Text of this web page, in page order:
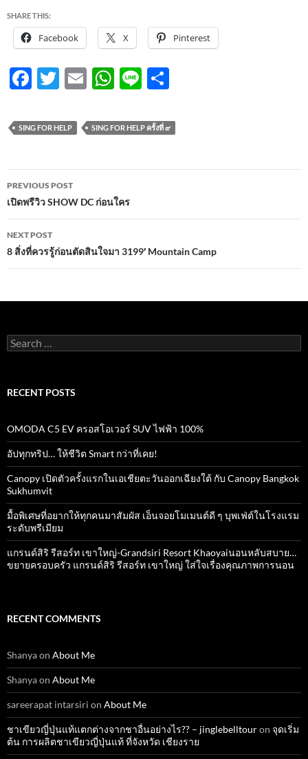
SHARE THIS:
Facebook X Pinterest
F
e
b
o
o
k
T
itt
er
E
ail
W
at
s
A
p
Li
e ar
e
SING FOR HELP SING FOR HELP ครั้งที่ ๙
Post
navigation
PREVIOUS POST
เปิดพรีวิว SHOW DC ก่อนใคร
NEXT POST
8 สิ่งที่ควรรู้ก่อนตัดสินใจมา 3199′ Mountain Camp
Search
for:
RECENT POSTS
OMODA C5 EV ครอสโอเวอร์ SUV ไฟฟ้า 100%
อัปทุกทริป… ให้ชีวิต Smart กว่าที่เคย!
Canopy เปิดตัวครั้งแรกในเอเชียตะวันออกเฉียงใต้ กับ Canopy Bangkok
Sukhumvit
มื้อพิเศษที่อยากให้ทุกคนมาสัมผัส เอ็นจอยโมเมนต์ดี ๆ บุพเฟ่ต์ในโรงแรม
ระดับพรีเมียม
แกรนด์สิริ​ รีสอร์ท​ เขาใหญ่​-Grandsiri​ Resort​ Khaoyaiนอนหลับสบาย…
ขยายครอบครัว แกรนด์สิริ รีสอร์ท เขาใหญ่ ใส่ใจเรื่องคุณภาพการนอน
RECENT COMMENTS
Shanyaon About Me
Shanyaon About Me
sareerapat intarsiri on About Me
ชาเขียวญี่ปุ่นแท้แตกต่างจากชาอื่นอย่างไร?? – jinglebelltouron จุดเริ่ม
ต้น การผลิตชาเขียวญี่ปุ่นแท้ ที่จังหวัด เชียงราย